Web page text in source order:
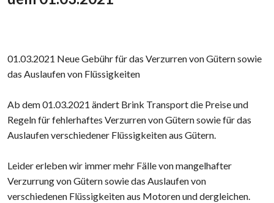
01.03.2021 Neue Gebühr für das Verzurren von Gütern sowie
das Auslaufen von Flüssigkeiten
Ab dem 01.03.2021 ändert Brink Transport die Preise und
Regeln für fehlerhaftes Verzurren von Gütern sowie für das
Auslaufen verschiedener Flüssigkeiten aus Gütern.
Leider erleben wir immer mehr Fälle von mangelhafter
Verzurrung von Gütern sowie das Auslaufen von
verschiedenen Flüssigkeiten aus Motoren und dergleichen.